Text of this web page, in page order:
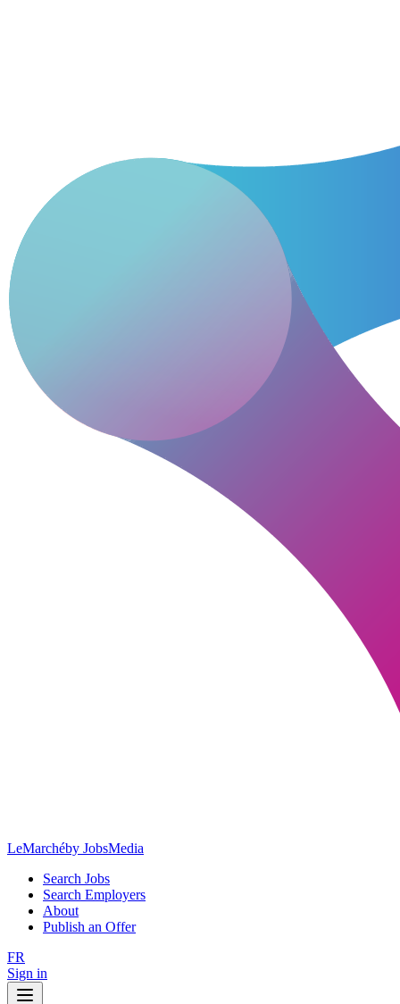
LeMarchéby JobsMedia
Search Jobs
Search Employers
About
Publish an Offer
FR
Sign in